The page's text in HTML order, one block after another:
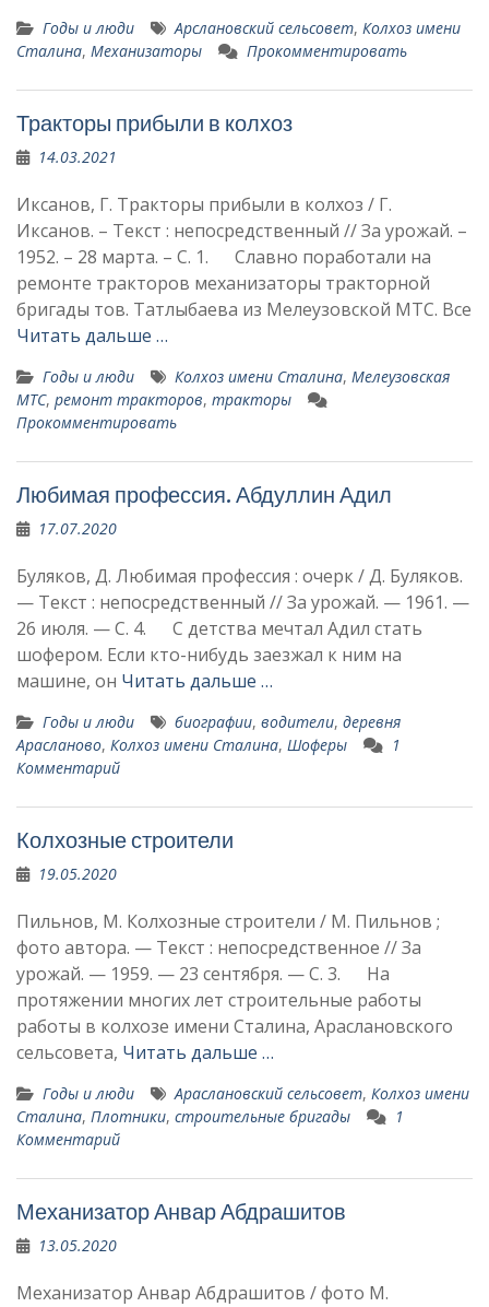
Годы и люди Арслановский сельсовет, Колхоз имени
Сталина, Механизаторы Прокомментировать
Тракторы прибыли в колхоз
14.03.2021
Иксанов, Г. Тракторы прибыли в колхоз / Г.
Иксанов. – Текст : непосредственный // За урожай. –
1952. – 28 марта. – С. 1. Славно поработали на
ремон­те тракторов механизаторы тракторной
бригады тов. Татлыбаева из Мелеузовской МТС. Все
Читать дальше …
Годы и люди Колхоз имени Сталина, Мелеузовская
МТС, ремонт тракторов, тракторы
Прокомментировать
Любимая профессия. Абдуллин Адил
17.07.2020
Буляков, Д. Любимая профессия : очерк / Д. Буляков.
— Текст : непосредственный // За урожай. — 1961. —
26 июля. — С. 4. С детства мечтал Адил стать
шофером. Если кто-нибудь заезжал к ним на
машине, он Читать дальше …
Годы и люди биографии, водители, деревня
Арасланово, Колхоз имени Сталина, Шоферы
1
Комментарий
Колхозные строители
19.05.2020
Пильнов, М. Колхозные строители / М. Пильнов ;
фото автора. — Текст : непосредственное // За
урожай. — 1959. — 23 сентября. — С. 3. Нa
протяжении многих лет строительные работы
работы в колхозе имени Сталина, Араслановского
сельсовета, Читать дальше …
Годы и люди Араслановский сельсовет, Колхоз имени
Сталина, Плотники, строительные бригады
1
Комментарий
Механизатор Анвар Абдрашитов
13.05.2020
Механизатор Анвар Абдрашитов / фото М.